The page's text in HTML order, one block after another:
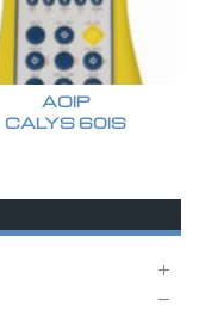
AOIP
CALYS 60IS